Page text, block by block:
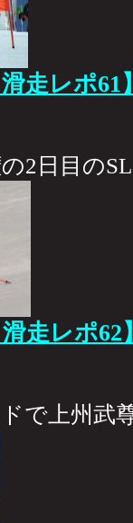
滑走レポ61
2日目のSL
滑走レポ62
で上州武